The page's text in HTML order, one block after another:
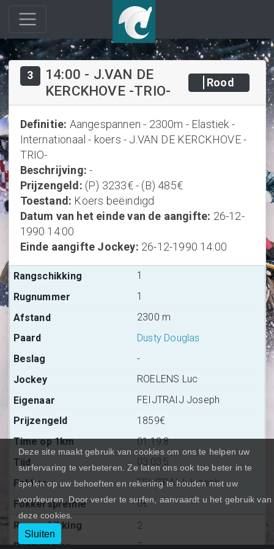
3 14:00 - J.VAN DE
KERCKHOVE -TRIO-
Rood
Definitie: Aangespannen - 2300m - Elastiek -
Internationaal - koers - J.VAN DE KERCKHOVE -
TRIO-
Beschrijving: -
Prijzengeld : (P) 3233€ - (B) 485€
Toestand : Koers beëindigd
Datum van het einde van de aangifte: 26-12-
1990 14:00
Einde aangifte Jockey: 26-12-1990 14:00
1
1
2300 m
Dusty Douglas
-
ROELENS Luc
FEIJTRAIJ Joseph
1859€
01:19:8
03:03:5
FEIJTRAIJ Joseph
0€
2
7
Deze site maakt gebruik van cookies om ons te helpen uw
surfervaring te verbeteren. Ze laten ons ook toe beter in te
spelen op uw behoeften en rekening te houden met uw
voorkeuren. Door verder te surfen, aanvaardt u het gebruik van
deze cookies.
Sluiten